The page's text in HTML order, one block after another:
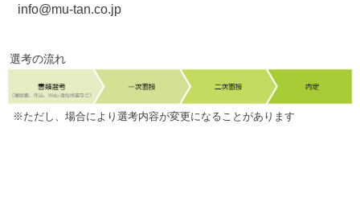
info@mu-tan.co.jp
選考の流れ
※ただし、場合により選考内容が変更になることがあります